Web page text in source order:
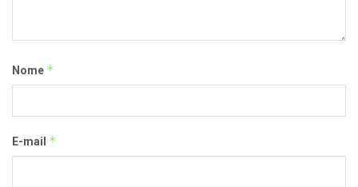
Nome *
E-mail *